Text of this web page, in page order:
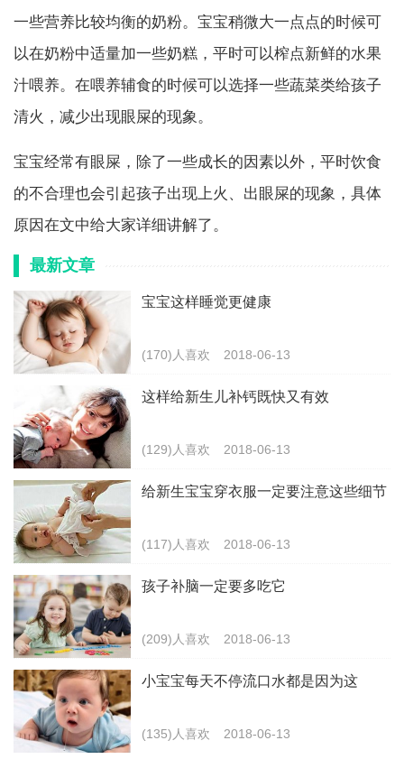
一些营养比较均衡的奶粉。宝宝稍微大一点点的时候可
以在奶粉中适量加一些奶糕，平时可以榨点新鲜的水果
汁喂养。在喂养辅食的时候可以选择一些蔬菜类给孩子
清火，减少出现眼屎的现象。
宝宝经常有眼屎，除了一些成长的因素以外，平时饮食
的不合理也会引起孩子出现上火、出眼屎的现象，具体
原因在文中给大家详细讲解了。
最新文章
宝宝这样睡觉更健康
(170)人喜欢 2018-06-13
这样给新生儿补钙既快又有效
(129)人喜欢 2018-06-13
给新生宝宝穿衣服一定要注意这些细节
(117)人喜欢 2018-06-13
孩子补脑一定要多吃它
(209)人喜欢 2018-06-13
小宝宝每天不停流口水都是因为这
(135)人喜欢 2018-06-13